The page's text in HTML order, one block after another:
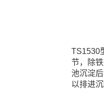
TS1530
节，除
池沉淀
以排进